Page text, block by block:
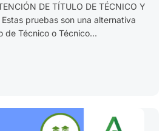
DE TÍTULO DE TÉCNICO Y
Estas pruebas son una alternativa
de Técnico o Técnico...